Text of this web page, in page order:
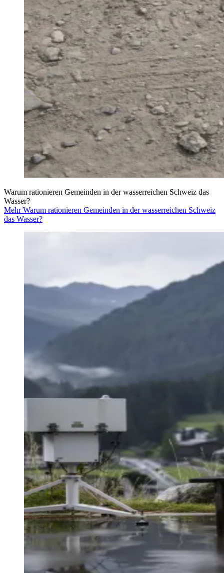
Warum rationieren Gemeinden in der wasserreichen Schweiz das
Wasser?
Mehr Warum rationieren Gemeinden in der wasserreichen Schweiz
das Wasser?